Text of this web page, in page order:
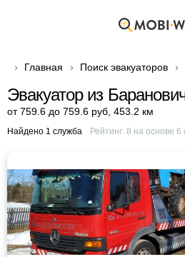
Главная Поиск эвакуаторов
Эвакуатор из
от 759.6 до 759.6 руб 453.2 км
Найдено 1 служба Рейтинг: 8 на основе 6